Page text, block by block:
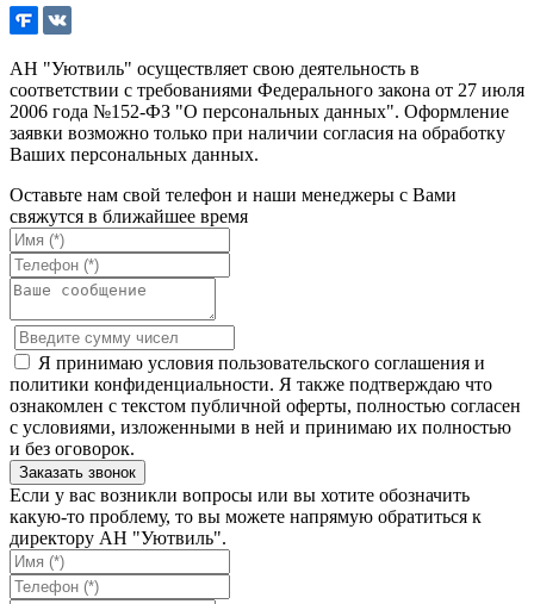
АН "Уютвиль" осуществляет свою деятельность в
соответствии с требованиями Федерального закона от 27 июля
2006 года №152-ФЗ "О персональных данных". Оформление
заявки возможно только при наличии согласия на обработку
Ваших персональных данных.
Оставьте нам свой телефон и наши менеджеры с Вами
свяжутся в ближайшее время
Я принимаю условия пользовательского соглашения и
политики конфиденциальности. Я также подтверждаю что
ознакомлен с текстом публичной оферты, полностью согласен
с условиями, изложенными в ней и принимаю их полностью
и без оговорок.
Если у вас возникли вопросы или вы хотите обозначить
какую-то проблему, то вы можете напрямую обратиться к
директору АН "Уютвиль".